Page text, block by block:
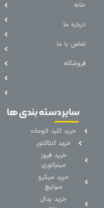
خانه
درباره ما
تماس با ما
فروشگاه
سایر دسته بندی ها
خرید کلید اتومات
خرید کنتاکتور
خرید فیوز
مینیاتوری
خرید میکرو
سوئیچ
خرید پدال